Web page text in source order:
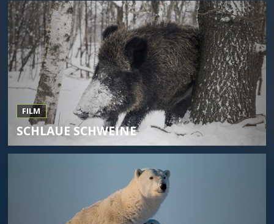
FILM
SCHLAUE SCHWEINE